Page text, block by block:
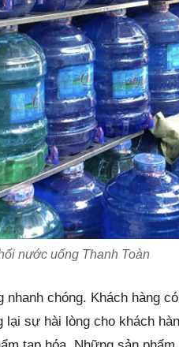
nước uống Thanh Toàn
chóng. Khách hàng
sự hài lòng cho khách